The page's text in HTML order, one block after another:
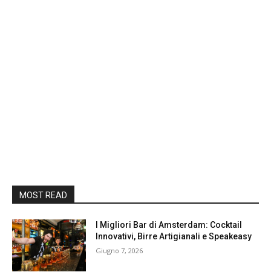
MOST READ
I Migliori Bar di Amsterdam: Cocktail
Innovativi, Birre Artigianali e Speakeasy
Giugno 7, 2026